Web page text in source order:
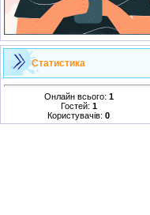
Статистика
Онлайн всього: 1
Гостей: 1
Користувачів:0